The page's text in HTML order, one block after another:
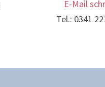
E-Mail
Tel.: 0341